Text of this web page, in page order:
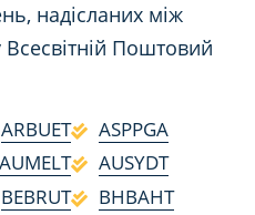
надісланих між
Поштовий
ARBUET
ASPPGA
AUMELT
AUSYDT
BEBRUT
BHBAHT